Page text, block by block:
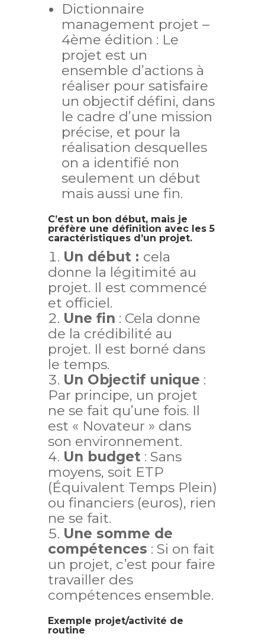
Dictionnaire
management projet –
4ème édition : Le
projet est un
ensemble d’actions à
réaliser pour satisfaire
un objectif défini, dans
le cadre d’une mission
précise, et pour la
réalisation desquelles
on a identifié non
seulement un début
mais aussi une fin.
C’est un bon début, mais je
préfère une définition avec les 5
caractéristiques d’un projet.
Un début : cela
donne la légitimité au
projet. Il est commencé
et officiel.
Une fin : Cela donne
de la crédibilité au
projet. Il est borné dans
le temps.
Un Objectif unique :
Par principe, un projet
ne se fait qu’une fois. Il
est « Novateur » dans
son environnement.
Un budget : Sans
moyens, soit ETP
(Équivalent Temps Plein)
ou financiers (euros), rien
ne se fait.
Une somme de
compétences : Si on fait
un projet, c’est pour faire
travailler des
compétences ensemble.
Exemple projet/activité de
routine